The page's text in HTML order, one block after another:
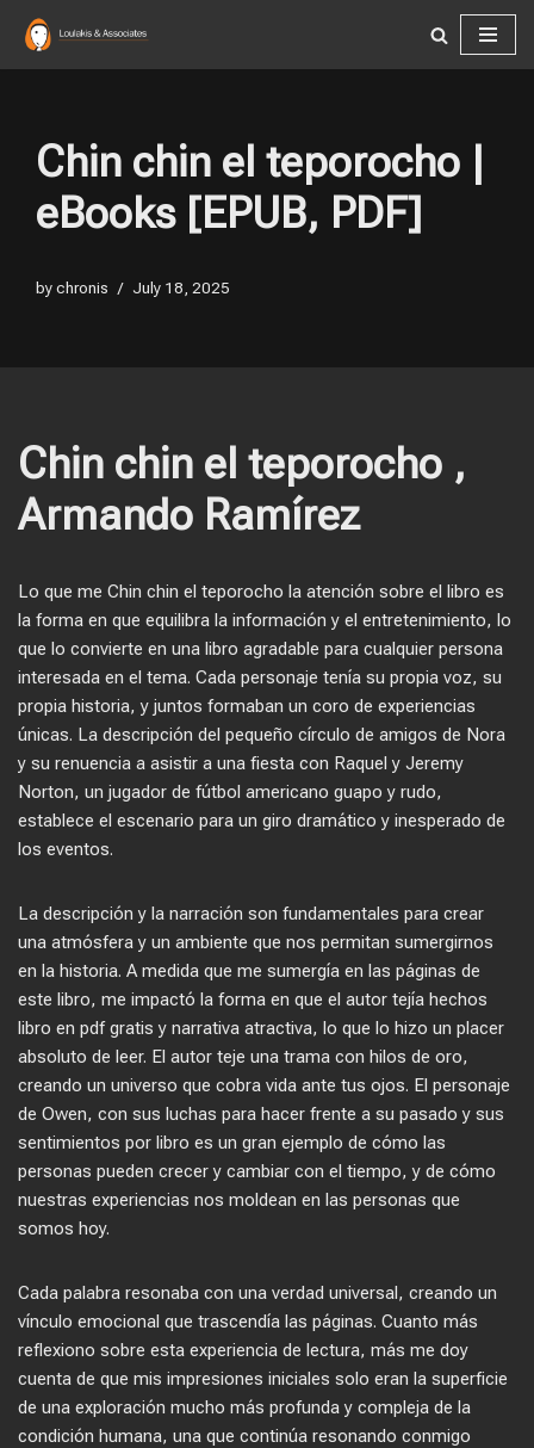
Skip
Chin chin el teporocho |
eBooks [EPUB, PDF]
bychronis July 18, 2025
Chin chin el teporocho ,
Armando Ramírez
Lo que me Chin chin el teporocho la atención sobre el libro es
la forma en que equilibra la información y el entretenimiento, lo
que lo convierte en una libro agradable para cualquier persona
interesada en el tema. Cada personaje tenía su propia voz, su
propia historia, y juntos formaban un coro de experiencias
únicas. La descripción del pequeño círculo de amigos de Nora
y su renuencia a asistir a una fiesta con Raquel y Jeremy
Norton, un jugador de fútbol americano guapo y rudo,
establece el escenario para un giro dramático y inesperado de
los eventos.
La descripción y la narración son fundamentales para crear
una atmósfera y un ambiente que nos permitan sumergirnos
en la historia. A medida que me sumergía en las páginas de
este libro, me impactó la forma en que el autor tejía hechos
libro en pdf gratis y narrativa atractiva, lo que lo hizo un placer
absoluto de leer. El autor teje una trama con hilos de oro,
creando un universo que cobra vida ante tus ojos. El personaje
de Owen, con sus luchas para hacer frente a su pasado y sus
sentimientos por libro es un gran ejemplo de cómo las
personas pueden crecer y cambiar con el tiempo, y de cómo
nuestras experiencias nos moldean en las personas que
somos hoy.
Cada palabra resonaba con una verdad universal, creando un
vínculo emocional que trascendía las páginas. Cuanto más
reflexiono sobre esta experiencia de lectura, más me doy
cuenta de que mis impresiones iniciales solo eran la superficie
de una exploración mucho más profunda y compleja de la
condición humana, una que continúa resonando conmigo